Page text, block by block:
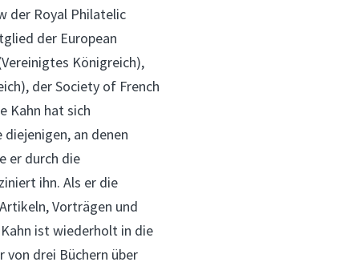
der Royal Philatelic
der European
Königreich),
der Society of French
Kahn hat sich
an denen
er durch die
ihn. Als er die
Vorträgen und
ist wiederholt in die
drei Büchern über